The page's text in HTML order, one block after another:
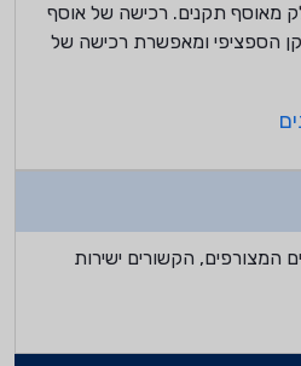
מאוסף תקנים. רכישה של אוסף
הספציפי ומאפשרת רכישה של
המצורפים, הקשורים ישירות